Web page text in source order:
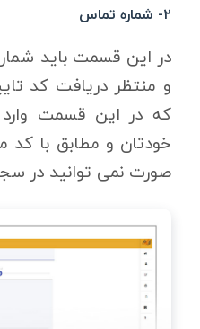
۲- شماره تماس
در این قسمت باید
و منتظر دریافت کد
که در این قسمت
خودتان و مطابق با کد
صورت نمی توانید در